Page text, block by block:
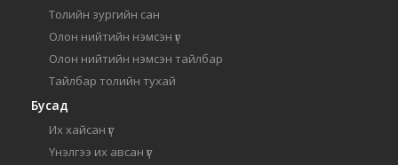
Толийн зургийн сан
Олон нийтийн нэмсэн үг
Олон нийтийн нэмсэн тайлбар
Тайлбар толийн тухай
Бусад
Их хайсан үг
Үнэлгээ их авсан үг